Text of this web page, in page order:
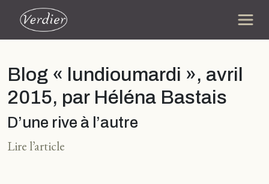
Blog « lundioumardi », avril
2015, par Héléna Bastais
D’une rive à l’autre
Lire l’article